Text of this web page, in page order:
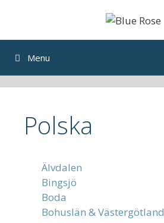
content
Menu
Polska
Älvdalen
Bingsjö
Boda
Bohuslän & Västergötland